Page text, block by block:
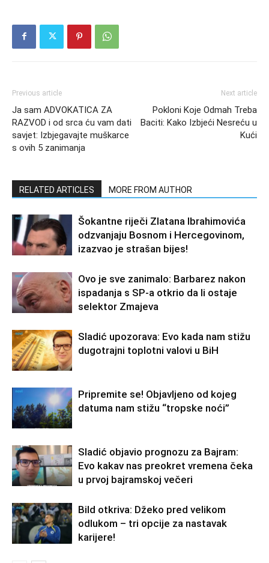
Previous article
Ja sam ADVOKATICA ZA
RAZVOD i od srca ću vam dati
savjet: Izbjegavajte muškarce
s ovih 5 zanimanja
Next article
Pokloni Koje Odmah Treba
Baciti: Kako Izbjeći Nesreću u
Kući
RELATED ARTICLES MORE FROM AUTHOR
Šokantne riječi Zlatana Ibrahimovića
odzvanjaju Bosnom i Hercegovinom,
izazvao je strašan bijes!
Ovo je sve zanimalo: Barbarez nakon
ispadanja s SP-a otkrio da li ostaje
selektor Zmajeva
Sladić upozorava: Evo kada nam stižu
dugotrajni toplotni valovi u BiH
Pripremite se! Objavljeno od kojeg
datuma nam stižu “tropske noći”
Sladić objavio prognozu za Bajram:
Evo kakav nas preokret vremena čeka
u prvoj bajramskoj večeri
Bild otkriva: Džeko pred velikom
odlukom – tri opcije za nastavak
karijere!